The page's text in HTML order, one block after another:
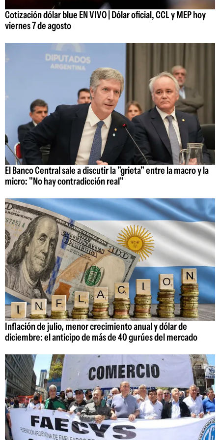
Cotización dólar blue EN VIVO | Dólar oficial, CCL y MEP hoy
viernes 7 de agosto
El Banco Central sale a discutir la "grieta" entre la macro y la
micro: "No hay contradicción real"
Inflación de julio, menor crecimiento anual y dólar de
diciembre: el anticipo de más de 40 gurúes del mercado